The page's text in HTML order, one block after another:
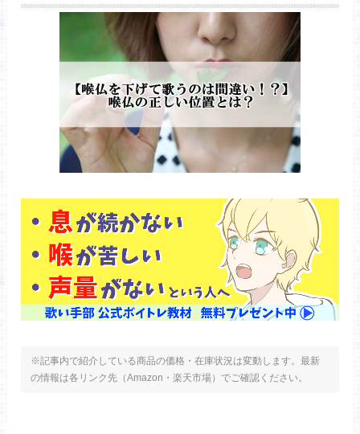
※記事内で紹介している商品の価格・在庫状況は変動します。最新
の情報は各リンク先（Amazon・楽天市場）でご確認ください。